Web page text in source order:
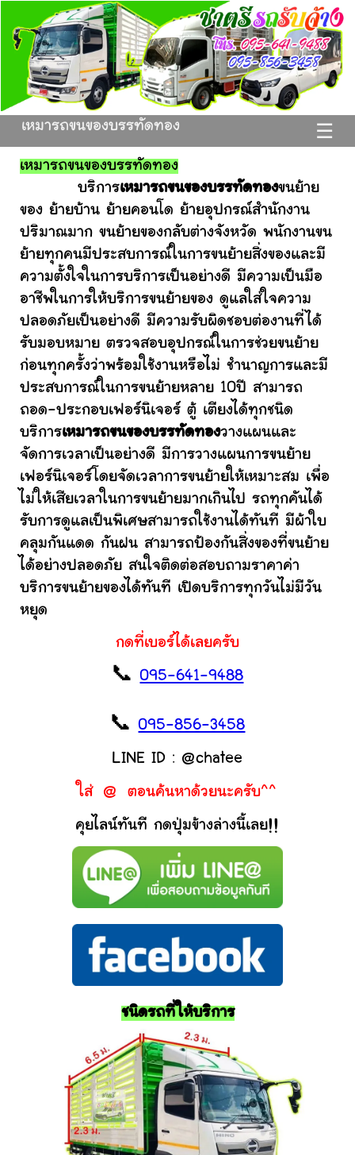
☰
เหมารถขนของบรรทัดทอง
เหมารถขนของบรรทัดทอง
บริการเหมารถขนของบรรทัดทองขนย้าย
ของ ย้ายบ้าน ย้ายคอนโด ย้ายอุปกรณ์สำนักงาน
ปริมาณมาก ขนย้ายของกลับต่างจังหวัด พนักงานขน
ย้ายทุกคนมีประสบการณ์ในการขนย้ายสิ่งของและมี
ความตั้งใจในการบริการเป็นอย่างดี มีความเป็นมือ
อาชีพในการให้บริการขนย้ายของ ดูแลใส่ใจความ
ปลอดภัยเป็นอย่างดี มีความรับผิดชอบต่องานที่ได้
รับมอบหมาย ตรวจสอบอุปกรณ์ในการช่วยขนย้าย
ก่อนทุกครั้งว่าพร้อมใช้งานหรือไม่ ชำนาญการและมี
ประสบการณ์ในการขนย้ายหลาย 10ปี สามารถ
ถอด-ประกอบเฟอร์นิเจอร์ ตู้ เตียงได้ทุกชนิด
บริการเหมารถขนของบรรทัดทองวางแผนและ
จัดการเวลาเป็นอย่างดี มีการวางแผนการขนย้าย
เฟอร์นิเจอร์โดยจัดเวลาการขนย้ายให้เหมาะสม เพื่อ
ไม่ให้เสียเวลาในการขนย้ายมากเกินไป รถทุกคันได้
รับการดูแลเป็นพิเศษสามารถใช้งานได้ทันที มีผ้าใบ
คลุมกันแดด กันฝน สามารถป้องกันสิ่งของที่ขนย้าย
ได้อย่างปลอดภัย สนใจติดต่อสอบถามราคาค่า
บริการขนย้ายของได้ทันที เปิดบริการทุกวันไม่มีวัน
หยุด
กดที่เบอร์ได้เลยครับ
📞095-641-9488
📞095-856-3458
LINE ID : @chatee
ใส่ @ ตอนค้นหาด้วยนะครับ^^
คุยไลน์ทันที กดปุ่มข้างล่างนี้เลย!!
ชนิดรถที่ให้บริการ